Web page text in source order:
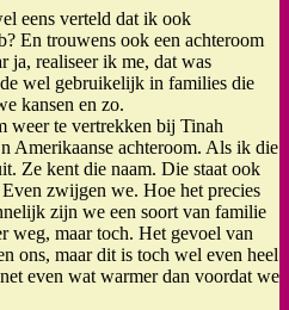
eens verteld dat ik ook
En trouwens ook een achteroom
ja, realiseer ik me, dat was
wel gebruikelijk in families die
kansen en zo.
weer te vertrekken bij Tinah
Amerikaanse achteroom. Als ik die
Ze kent die naam. Die staat ook
zwijgen we. Hoe het precies
zijn we een soort van familie
weg, maar toch. Het gevoel van
ons, maar dit is toch wel even heel
even wat warmer dan voordat we